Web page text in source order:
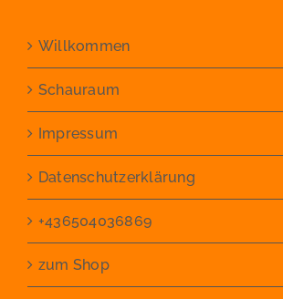
Willkommen
Schauraum
Impressum
Datenschutzerklärung
+436504036869
zum Shop